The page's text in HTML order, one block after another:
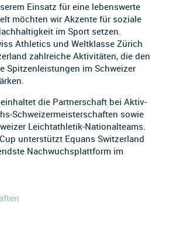
Einsatz für eine lebenswerte
möchten wir Akzente für soziale
im Sport setzen.
Athletics und Weltklasse Zürich
zahlreiche Aktivitäten, die den
Spitzenleistungen im Schweizer
die Partnerschaft bei Aktiv-
Schweizermeisterschaften sowie
Leichtathletik-Nationalteams.
unterstützt Equans Switzerland
Nachwuchsplattform im